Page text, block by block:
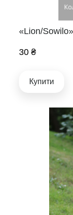
«Lion/
30 ₴
Купити